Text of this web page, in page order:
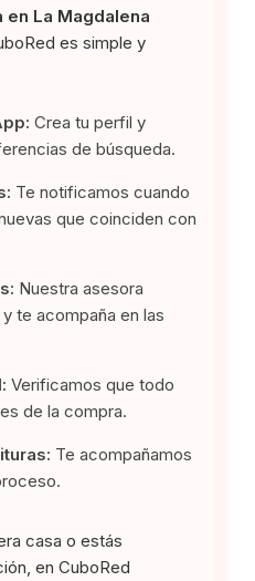
en La Magdalena
es simple y
Crea tu perfil y
de búsqueda.
Te notificamos cuando
que coinciden con
Nuestra asesora
te acompaña en las
Verificamos que todo
de la compra.
Te acompañamos
casa o estás
en CuboRed